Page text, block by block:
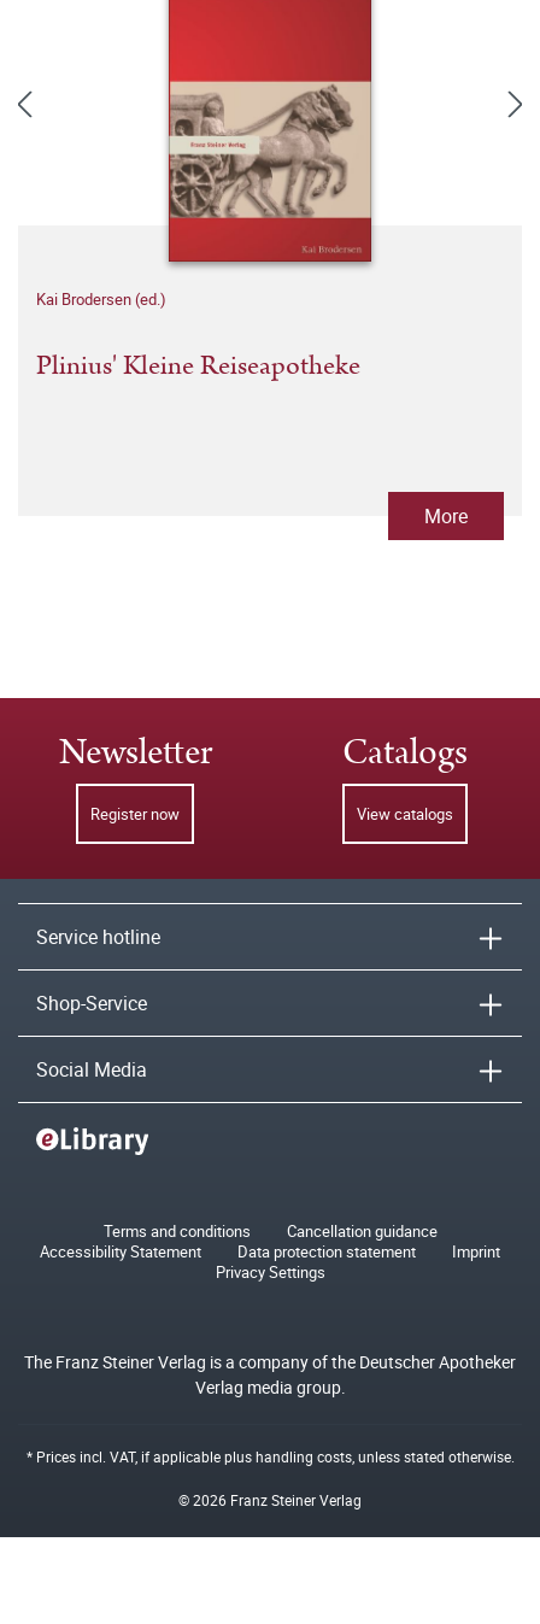
Kai Brodersen (ed.)
Plinius' Kleine Reiseapotheke
More
Newsletter
Register now
Catalogs
View catalogs
Service hotline
Shop-Service
Social Media
Terms and conditions
Cancellation guidance
Accessibility Statement
Data protection statement
Imprint
Privacy Settings
The Franz Steiner Verlag is a company of the Deutscher Apotheker
Verlag media group.
* Prices incl. VAT, if applicable plushandling costs, unless stated otherwise.
© 2026 Franz Steiner Verlag